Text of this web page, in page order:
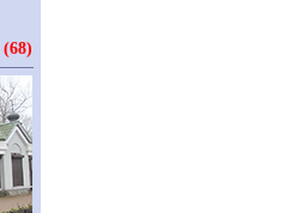
(68)